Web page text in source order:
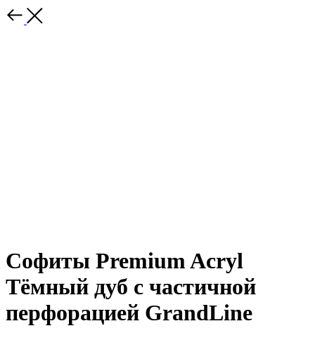
Софиты Premium Acryl
Тёмный дуб с частичной
перфорацией GrandLine